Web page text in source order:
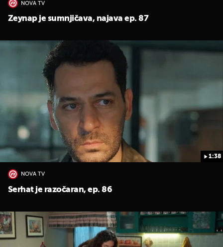
NOVA TV
Zeynap je sumnjičava, najava ep. 87
1:38
NOVA TV
Serhat je razočaran, ep. 86